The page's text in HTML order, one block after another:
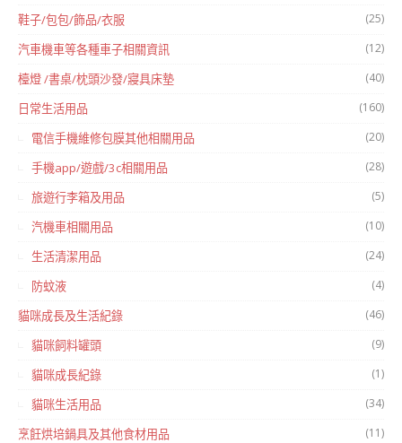
鞋子/包包/飾品/衣服 (25)
汽車機車等各種車子相關資訊 (12)
檯燈 /書桌/枕頭沙發/寢具床墊 (40)
日常生活用品 (160)
電信手機維修包膜其他相關用品 (20)
手機app/遊戲/3c相關用品 (28)
旅遊行李箱及用品 (5)
汽機車相關用品 (10)
生活清潔用品 (24)
防蚊液 (4)
貓咪成長及生活紀錄 (46)
貓咪飼料罐頭 (9)
貓咪成長紀錄 (1)
貓咪生活用品 (34)
烹飪烘培鍋具及其他食材用品 (11)